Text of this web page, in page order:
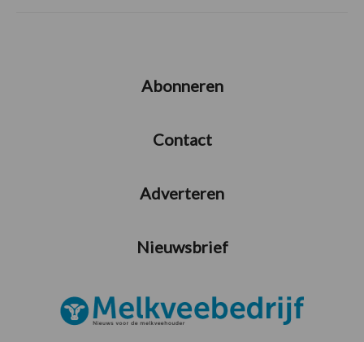
Abonneren
Contact
Adverteren
Nieuwsbrief